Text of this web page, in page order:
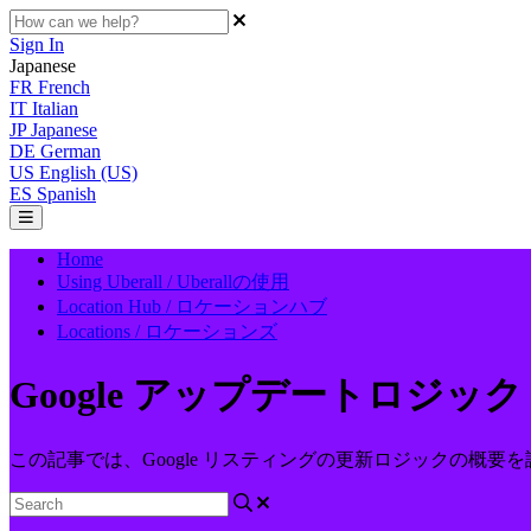
Sign In
Japanese
FR French
IT Italian
JP Japanese
DE German
US English (US)
ES Spanish
Home
Using Uberall / Uberallの使用
Location Hub / ロケーションハブ
Locations / ロケーションズ
Google アップデートロジック
この記事では、Google リスティングの更新ロジックの概要を